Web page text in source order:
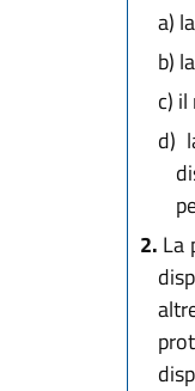
a)
b)
c) il
d)
2. La